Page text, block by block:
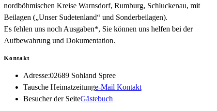
nordböhmischen Kreise Warnsdorf, Rumburg, Schluckenau, mit
Beilagen („Unser Sudetenland“ und Sonderbeilagen).
Es fehlen uns noch Ausgaben*, Sie können uns helfen bei der
Aufbewahrung und Dokumentation.
Kontakt
Adresse:02689 Sohland Spree
Tausche Heimatzeitunge-Mail KontaktOpens
Besucher der SeiteGästebuch